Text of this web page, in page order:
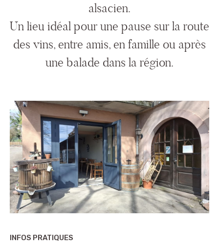
alsacien.
Un lieu idéal pour une pause sur la route
des vins, entre amis, en famille ou après
une balade dans la région.
INFOS PRATIQUES